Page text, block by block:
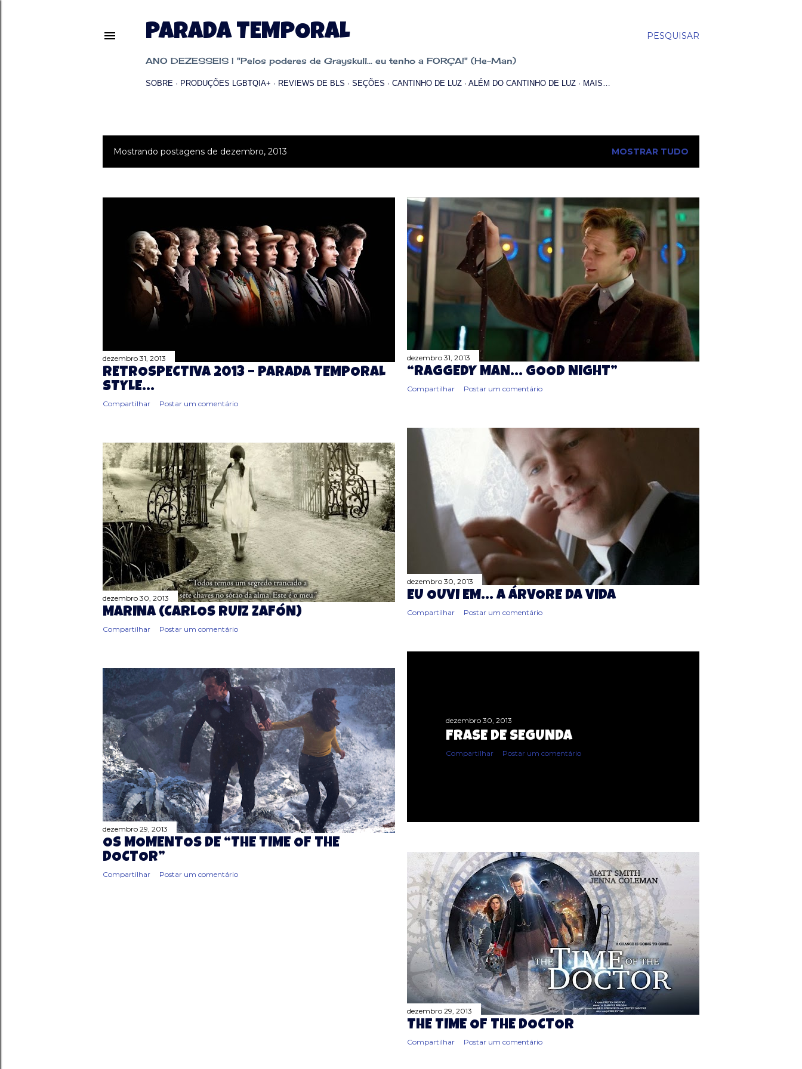
PESQUISAR
PARADA TEMPORAL
ANO DEZESSEIS | "Pelos poderes de Grayskull... eu tenho a FORÇA!" (He-Man)
SOBRE PRODUÇÕES LGBTQIA+ REVIEWS DE BLS SEÇÕES CANTINHO DE LUZ ALÉM DO CANTINHO DE LUZ MAIS…
P
s
Mostrando postagens de dezembro, 2013 MOSTRAR TUDO
dezembro 31, 2013
RETROSPECTIVA 2013 – PARADA TEMPORAL
STYLE…
Compartilhar Postar um comentário
dezembro 31, 2013
“RAGGEDY MAN… GOOD NIGHT”
Compartilhar Postar um comentário
dezembro 30, 2013
EU OUVI EM... A ÁRVORE DA VIDA
Compartilhar Postar um comentário
dezembro 30, 2013
MARINA (CARLOS RUIZ ZAFÓN)
Compartilhar Postar um comentário
dezembro 30, 2013
FRASE DE SEGUNDA
Compartilhar Postar um comentário
dezembro 29, 2013
OS MOMENTOS DE “THE TIME OF THE
DOCTOR”
Compartilhar Postar um comentário
dezembro 29, 2013
THE TIME OF THE DOCTOR
Compartilhar Postar um comentário